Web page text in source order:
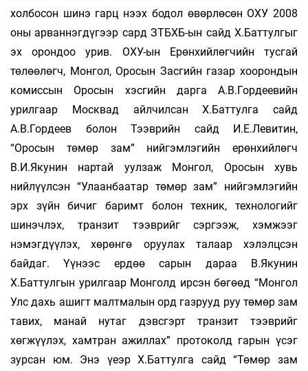
холбосон шинэ гарц нээх бодол өвөрлөсөн ОХУ 2008
оны арваннэгдүгээр сард ЗТБХБ-ын сайд Х.Баттулгыг
эх орондоо урив. ОХУ-ын Ерөнхийлөгчийн тусгай
төлөөлөгч, Монгол, Оросын Засгийн газар хоорондын
комиссын Оросын хэсгийн дарга А.В.Гордеевийн
урилгаар Москвад айлчилсан Х.Баттулга сайд
А.В.Гордеев болон Тээврийн сайд И.Е.Левитин,
“Оросын төмөр зам” нийгэмлэгийн ерөнхийлөгч
В.И.Якунин нартай уулзаж Монгол, Оросын хувь
нийлүүлсэн “Улаанбаатар төмөр зам” нийгэмлэгийн
эрх зүйн бичиг баримт болон техник, технологийг
шинэчлэх, транзит тээврийг сэргээж, хэмжээг
нэмэгдүүлэх, хөрөнгө оруулах талаар хэлэлцсэн
байдаг. Үүнээс ердөө сарын дараа В.Якунин
Х.Баттулгын урилгаар Монголд ирсэн бөгөөд “Монгол
Улс дахь ашигт малтмалын орд газрууд руу төмөр зам
тавих, манай нутаг дэвсгэрт транзит тээврийг
хөгжүүлэх, хамтран ажиллах” протоколд гарын үсэг
зурсан юм. Энэ үеэр Х.Баттулга сайд “Төмөр зам